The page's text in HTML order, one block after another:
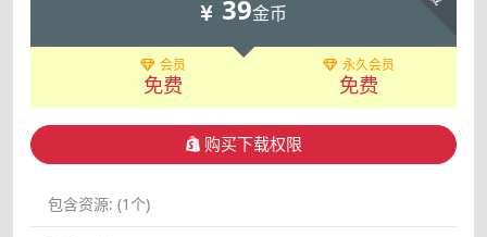
39金币
会员
免费
永久会员
免费
购买下载权限
包含资源: (1个)